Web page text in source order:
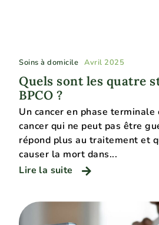
Soins à domicile Avril 2025
Quels sont les quatre
BPCO ?
Un cancer en phase terminale
cancer qui ne peut pas être
répond plus au traitement et
causer la mort dans...
Lire la suite